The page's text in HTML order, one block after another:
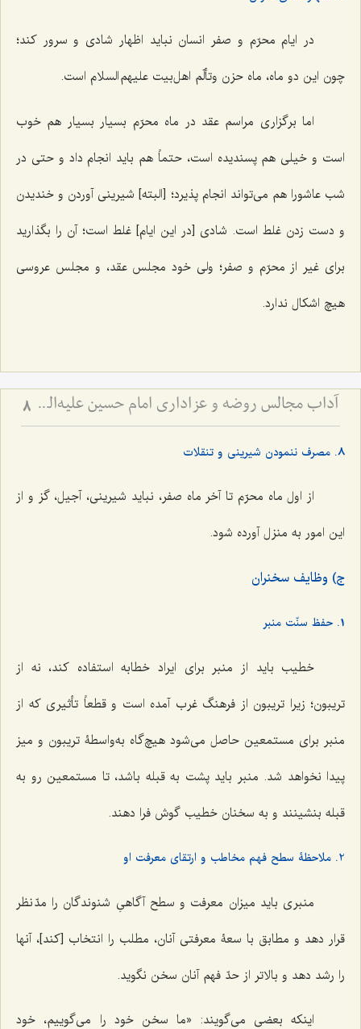
در ایام محرّم و صفر انسان نباید اظهار شادی و سرور کند؛
چون این دو ماه، ماه حزن وتألّم اهل‌بیت علیهم السلام است.
اما برگزاری مراسم عقد در ماه محرّم بسیار بسیار هم خوب
است و خیلی هم پسندیده است، حتماً هم باید انجام داد و حتی در
شب عاشورا هم می‌تواند انجام پذیرد؛ [البته] شیرینی آوردن و خندیدن
و دست زدن غلط است. شادی [در این ایام] غلط است؛ آن را بگذارید
برای غیر از محرّم و صفر؛ ولی خود مجلس عقد، و مجلس عروسی
هیچ اشکال ندارد.
آداب مجالس روضه و عزاداری امام حسین علیه‌السلام - و توصیه‌های بزرگان دربارۀ ماه‌های محرّم و صفر 8
8. مصرف ننمودن شیرینی و تنقلات
از اول ماه محرّم تا آخر ماه صفر، نباید شیرینی، آجیل، گز و از
این امور به منزل آورده شود.
ج) وظایف سخنران
1. حفظ سنّت منبر
خطیب باید از منبر برای ایراد خطابه استفاده کند، نه از
تریبون؛ زیرا تریبون از فرهنگ غرب آمده است و قطعاً تأثیری که از
منبر برای مستمعین حاصل می‌شود هیچ‌گاه به‌واسطۀ تریبون و میز
پیدا نخواهد شد. منبر باید پشت به قبله باشد، تا مستمعین رو به
قبله بنشینند و به سخنان خطیب گوش فرا دهند.
2. ملاحظۀ سطح فهم مخاطب و ارتقای معرفت او
منبری باید میزان معرفت و سطح آگاهیِ شنوندگان را مدّ نظر
قرار دهد و مطابق با سعۀ معرفتی آنان، مطلب را انتخاب [کند]، آنها
را رشد دهد و بالاتر از حدّ فهم آنان سخن نگوید.
اینکه بعضی می‌گویند: «ما سخن خود را می‌گوییم، خود